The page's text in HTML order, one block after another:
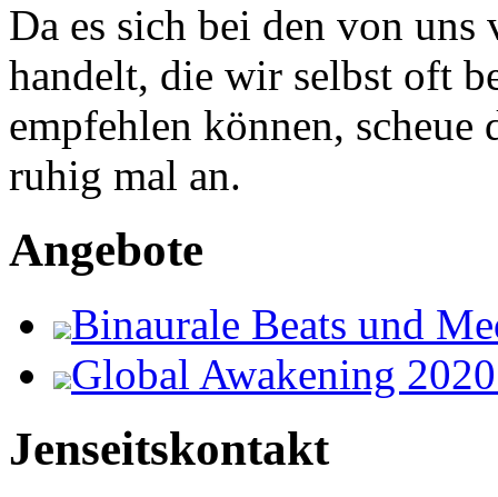
Da es sich bei den von
handelt, die wir selbst oft
empfehlen können,
ruhig mal an.
Angebote
Binaurale Beats und
Global Awakening
Jenseitskontakt